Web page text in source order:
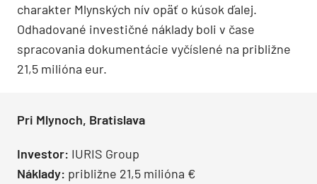
charakter Mlynských nív opäť o kúsok ďalej.
Odhadované investičné náklady boli v čase
spracovania dokumentácie vyčíslené na približne
21,5 milióna eur.
Pri Mlynoch, Bratislava
Investor: IURIS Group
Náklady: približne 21,5 milióna €